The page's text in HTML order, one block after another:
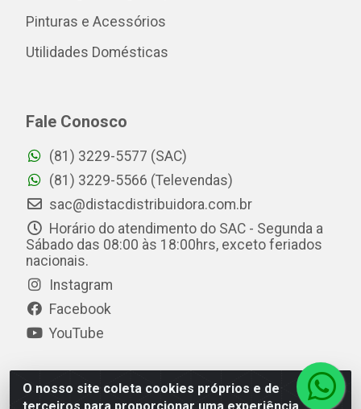
O nosso site coleta cookies próprios e de
Pinturas e Acessórios
Utilidades Domésticas
Fale Conosco
(81) 3229-5577 (SAC)
(81) 3229-5566 (Televendas)
sac@distacdistribuidora.com.br
Horário do atendimento do SAC - Segunda a
Sábado das 08:00 às 18:00hrs, exceto feriados
nacionais.
Instagram
Facebook
YouTube
Distac Distribuidora - Av. Durval de Góes Monteiro, 7049